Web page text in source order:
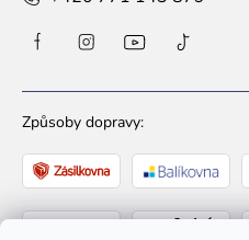
Způsoby dopravy: